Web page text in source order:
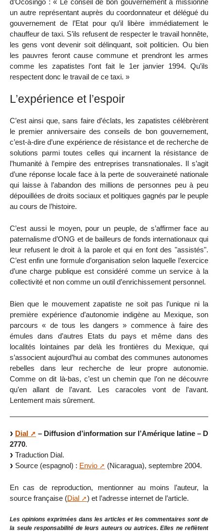
d’Ocosingo : « Le conseil de bon gouvernement a missionné
un autre représentant auprès du coordonnateur et délégué du
gouvernement de l’Etat pour qu’il libère immédiatement le
chauffeur de taxi. S’ils refusent de respecter le travail honnête,
les gens vont devenir soit délinquant, soit politicien. Ou bien
les pauvres feront cause commune et prendront les armes
comme les zapatistes l’ont fait le 1er janvier 1994. Qu’ils
respectent donc le travail de ce taxi. »
L’expérience et l’espoir
C’est ainsi que, sans faire d’éclats, les zapatistes célébrèrent
le premier anniversaire des conseils de bon gouvernement,
c’est-à-dire d’une expérience de résistance et de recherche de
solutions parmi toutes celles qui incarnent la résistance de
l’humanité à l’empire des entreprises transnationales. Il s’agit
d’une réponse locale face à la perte de souveraineté nationale
qui laisse à l’abandon des millions de personnes peu à peu
dépouillées de droits sociaux et politiques gagnés par le peuple
au cours de l’histoire.
C’est aussi le moyen, pour un peuple, de s’affirmer face au
paternalisme d’ONG et de bailleurs de fonds internationaux qui
leur refusent le droit à la parole et qui en font des "assistés".
C’est enfin une formule d’organisation selon laquelle l’exercice
d’une charge publique est considéré comme un service à la
collectivité et non comme un outil d’enrichissement personnel.
Bien que le mouvement zapatiste ne soit pas l’unique ni la
première expérience d’autonomie indigène au Mexique, son
parcours « de tous les dangers » commence à faire des
émules dans d’autres Etats du pays et même dans des
localités lointaines par delà les frontières du Mexique, qui
s’associent aujourd’hui au combat des communes autonomes
rebelles dans leur recherche de leur propre autonomie.
Comme on dit là-bas, c’est un chemin que l’on ne découvre
qu’en allant de l’avant. Les caracoles vont de l’avant.
Lentement mais sûrement.
Dial
– Diffusion d’information sur l’Amérique latine – D
2770.
Traduction Dial.
Source (espagnol) : Envio (Nicaragua), septembre 2004.
En cas de reproduction, mentionner au moins l’auteur, la
source française (Dial ) et l’adresse internet de l’article.
Les opinions exprimées dans les articles et les commentaires sont de
la seule responsabilité de leurs auteurs ou autrices. Elles ne reflètent